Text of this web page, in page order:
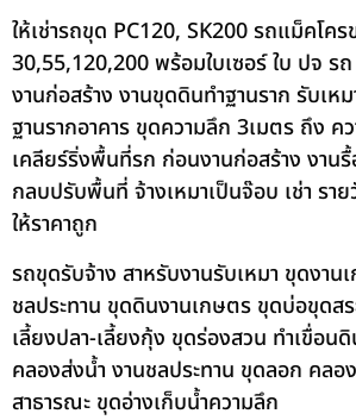
ให้เช่ารถขุด PC120, SK200 รถแม็คโคร
30,55,120,200 พร้อมใบเซอร์ ใบ ปจ ร
งานก่อสร้าง งานขุดดินทำฐานราก รับเห
ฐานรากอาคาร ขุดความลึก 3เมตร ถึง ค
เคลียร์ริ่งพื้นที่รก ก่อนงานก่อสร้าง งาน
กลบปรับพื้นที่ จ้างเหมาเป็นจ๊อบ เช่า ราย
ให้ราคาถูก
รถขุดรับจ้าง สาหรับงานรับเหมา ขุดงาน
ชลประทาน ขุดดินงานเกษตร ขุดบ่อขุดสร
เลี้ยงปลา-เลี้ยงกุ้ง ขุดร่องสวน ทำเขื่อน
คลองส่งน้ำ งานชลประทาน ขุดลอก คลอ
สาธารณะ ขุดอ่างเก็บน้ำความลึก